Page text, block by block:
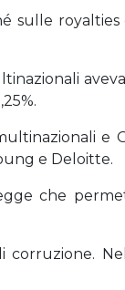
sulle
e
e Deloitte.
che